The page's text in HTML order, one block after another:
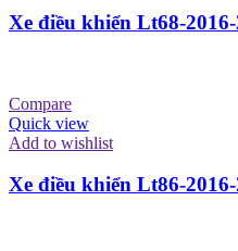
Xe điều khiển Lt68-
Compare
Quick view
Add to wishlist
Xe điều khiển Lt86-